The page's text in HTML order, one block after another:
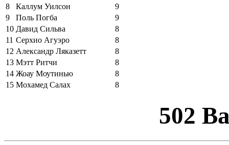
8
Каллум Уилсон
9
9
Поль Погба
9
10 Давид Сильва
8
11 Серхио Агуэро
8
12 Александр Ляказетт
8
13 Мэтт Ритчи
8
14 Жоау Моутинью
8
15 Мохамед Салах 8
502